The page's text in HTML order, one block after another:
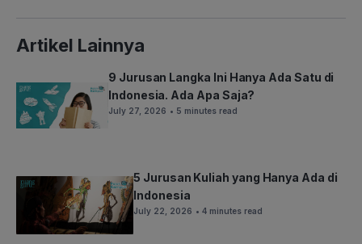
Artikel Lainnya
9 Jurusan Langka Ini Hanya Ada Satu di
Indonesia. Ada Apa Saja?
July 27, 2026 • 5 minutes read
5 Jurusan Kuliah yang Hanya Ada di
Indonesia
July 22, 2026 • 4 minutes read